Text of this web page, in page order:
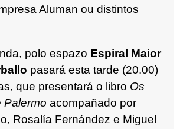
Aluman ou distintos
polo espazo Espiral Maior
pasará esta tarde (20.00)
que presentará o libro Os
Palermo acompañado por
Rosalía Fernández e Miguel